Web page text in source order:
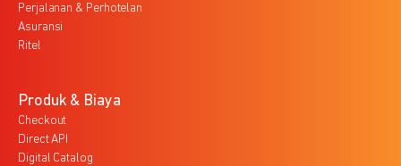
Perjalanan & Perhotelan
Asuransi
Ritel
Produk & Biaya
Checkout
Direct API
Digital Catalog